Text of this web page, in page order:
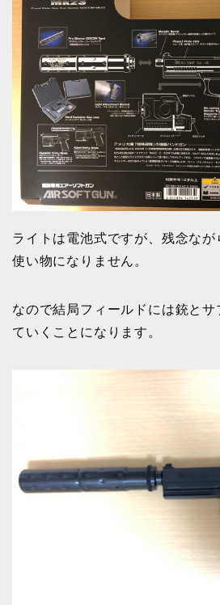
ライトは電池式ですが、残念な
使い物になりません。
なので結局フィールドには銃とサ
ていくことになります。